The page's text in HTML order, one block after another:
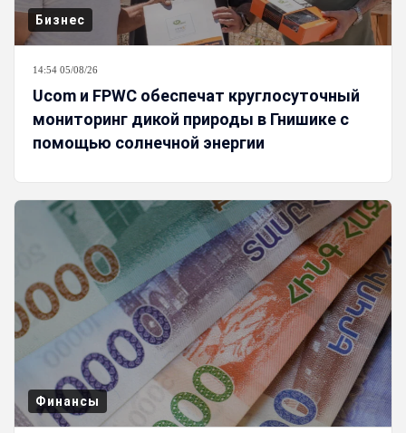
Бизнес
14:54 05/08/26
Ucom и FPWC обеспечат круглосуточный
мониторинг дикой природы в Гнишике с
помощью солнечной энергии
Финансы